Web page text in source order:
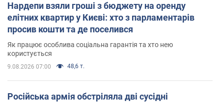
Нардепи взяли гроші з бюджету на оренду
елітних квартир у Києві: хто з парламентарів
просив кошти та де поселився
Як працює особлива соціальна гарантія та хто нею
користується
9.08.2026 07:00 48,6 т.
Російська армія обстріляла дві сусідні